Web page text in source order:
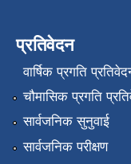
प्रतिवेदन
वार्षिक प्रगति
चौमासिक प्रगति
सार्वजनिक सुनुवाई
सार्वजनिक परीक्षण